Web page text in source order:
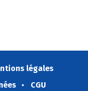
légales
CGU